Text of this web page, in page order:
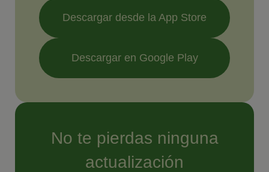
Descargar desde la App Store
Descargar en Google Play
No te pierdas ninguna
actualización